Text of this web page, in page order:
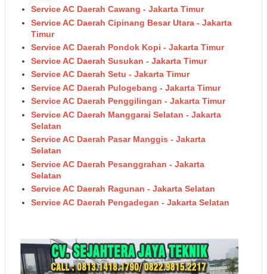
Service AC Daerah Cawang - Jakarta Timur
Service AC Daerah Cipinang Besar Utara - Jakarta
Timur
Service AC Daerah Pondok Kopi - Jakarta Timur
Service AC Daerah Susukan - Jakarta Timur
Service AC Daerah Setu - Jakarta Timur
Service AC Daerah Pulogebang - Jakarta Timur
Service AC Daerah Penggilingan - Jakarta Timur
Service AC Daerah Manggarai Selatan - Jakarta
Selatan
Service AC Daerah Pasar Manggis - Jakarta
Selatan
Service AC Daerah Pesanggrahan - Jakarta
Selatan
Service AC Daerah Ragunan - Jakarta Selatan
Service AC Daerah Pengadegan - Jakarta Selatan